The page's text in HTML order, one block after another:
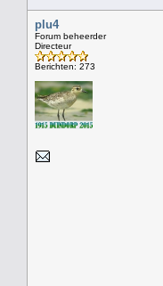
plu4
Forum beheerder
Directeur
Berichten: 273